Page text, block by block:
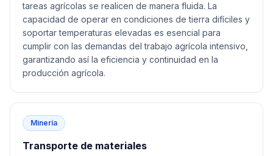
tareas agrícolas se realicen de manera fluida. La
capacidad de operar en condiciones de tierra difíciles y
soportar temperaturas elevadas es esencial para
cumplir con las demandas del trabajo agrícola intensivo,
garantizando así la eficiencia y continuidad en la
producción agrícola.
Minería
Transporte de materiales